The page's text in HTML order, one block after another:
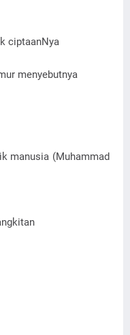
ciptaanNya
menyebutnya
manusia (Muhammad